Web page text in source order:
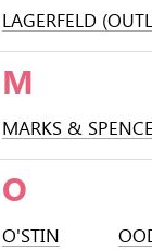
LAGERFELD
M
MARKS &
O
O'STIN